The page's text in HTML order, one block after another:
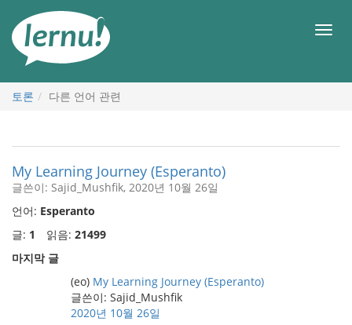
메
토론 다른 언어 관련
My Learning Journey (Esperanto)
글쓴이: Sajid_Mushfik, 2020년 10월 26일
언어: Esperanto
글: 1 읽음: 21499
마지막 글
(eo) My Learning Journey (Esperanto)
글쓴이: Sajid_Mushfik
2020년 10월 26일